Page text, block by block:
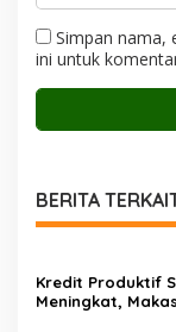
Simpan nama,
ini untuk
BERITA
Kredit Produktif
Meningkat,